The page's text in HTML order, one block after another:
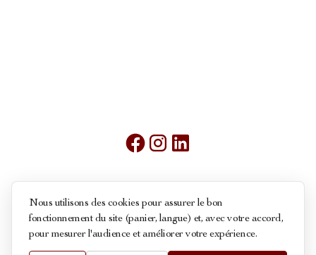
Conditions générales de ventes
Nous utilisons des cookies pour assurer le bon
fonctionnement du site (panier, langue) et, avec votre accord,
pour mesurer l'audience et améliorer votre expérience.